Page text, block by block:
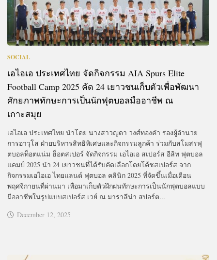
SOCIAL
เอไอเอ ประเทศไทย จัดกิจกรรม AIA Spurs Elite
Football Camp 2025 คัด 24 เยาวชนเก็บตัวเพื่อพัฒนา
ศักยภาพทักษะการเป็นนักฟุตบอลมืออาชีพ ณ
เกาะสมุย
เอไอเอ ประเทศไทย นำโดย นางสาวญดา วงศ์ทองคำ รองผู้อำนวย
การอาวุโส ฝ่ายบริหารสิทธิพิเศษและกิจกรรมลูกค้า ร่วมกับสโมสรฟุ
ตบอลท็อตแน่ม ฮ็อตสเปอร์ จัดกิจกรรม เอไอเอ สเปอร์ส อีลิท ฟุตบอล
แคมป์ 2025 นำ 24 เยาวชนที่ได้รับคัดเลือกโดยโค้ชสเปอร์ส จาก
กิจกรรมเอไอเอ ไทยแลนด์ ฟุตบอล คลินิก 2025 ที่จัดขึ้นเมื่อเดือน
พฤศจิกายนที่ผ่านมา เพื่อมาเก็บตัวฝึกฝนทักษะการเป็นนักฟุตบอลแบบ
มืออาชีพในรูปแบบสเปอร์ส เวย์ ณ มาราลีน่า สปอร์ต...
December 12, 2025